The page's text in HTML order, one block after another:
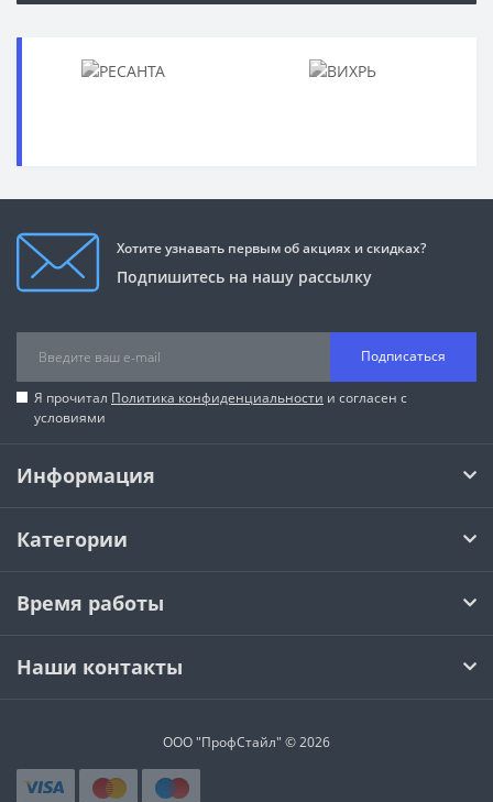
Хотите узнавать первым об акциях и скидках?
Подпишитесь на нашу рассылку
Подписаться
Я прочитал Политика конфиденциальности и согласен с
условиями
Информация
Категории
Время работы
Наши контакты
ООО "ПрофСтайл" © 2026